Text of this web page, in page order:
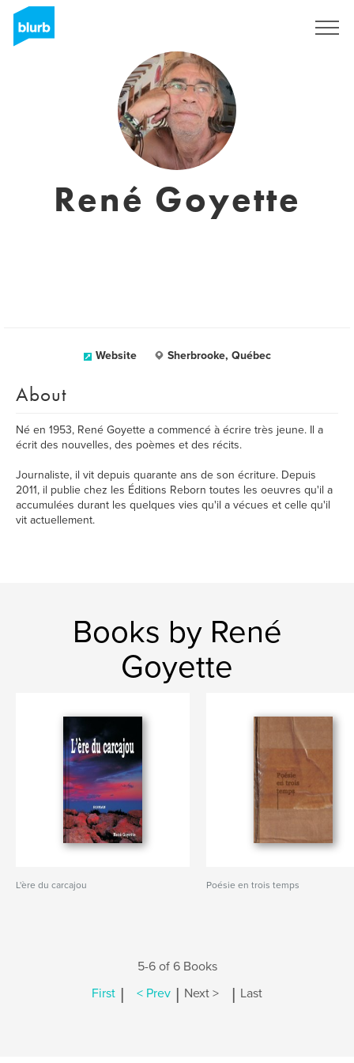
René Goyette
Website Sherbrooke, Québec
About
Né en 1953, René Goyette a commencé à écrire très jeune. Il a
écrit des nouvelles, des poèmes et des récits.
Journaliste, il vit depuis quarante ans de son écriture. Depuis
2011, il publie chez les Éditions Reborn toutes les oeuvres qu'il a
accumulées durant les quelques vies qu'il a vécues et celle qu'il
vit actuellement.
Books by René
Goyette
L'ère du carcajou Poésie en trois temps
5-6 of 6 Books
First | < Prev | Next > | Last